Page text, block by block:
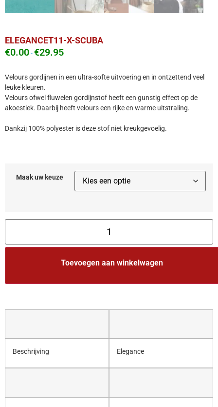
ELEGANCET11-X-SCUBA
€0.00-€29.95
Velours gordijnen in een ultra-softe uitvoering en in ontzettend veel
leuke kleuren.
Velours ofwel fluwelen gordijnstof heeft een gunstig effect op de
akoestiek. Daarbij heeft velours een rijke en warme uitstraling.
Dankzij 100% polyester is deze stof niet kreukgevoelig.
Maak uw keuze
Toevoegen aan winkelwagen
Beschrijving Elegance